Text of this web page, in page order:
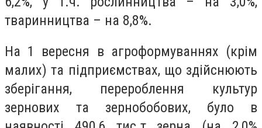
тваринництва – на 8,8%.
На 1 вересня в агроформуваннях (крім
малих) та підприємствах, що здійснюють
зберігання, перероблення культур
зернових та зернобобових, було в